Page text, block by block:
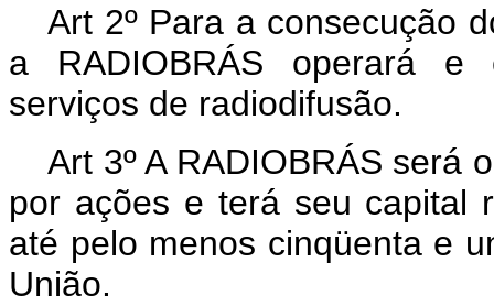
Art 2º Para a consecução
a RADIOBRÁS operará e
serviços de radiodifusão.
Art 3º A RADIOBRÁS será
por ações e terá seu capital
até pelo menos cinqüenta e
União.